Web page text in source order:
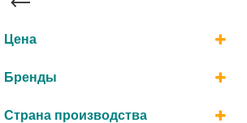
Цена
Бренды
Страна производства